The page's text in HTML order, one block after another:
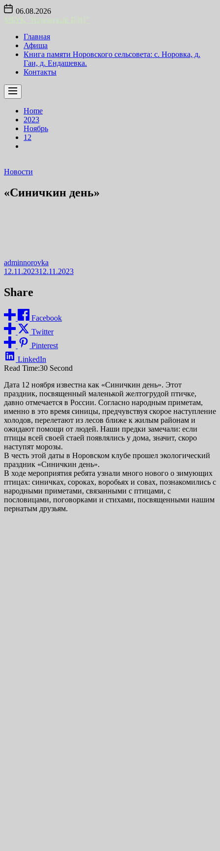
Skip
content
06.08.2026
Главная
Афиша
Книга памяти Норовского сельсовета: с. Норовка, д.
Гаи, д. Ендашевка.
Контакты
Home
2023
Ноябрь
12
Новости
«Синичкин день»
adminnorovka
12.11.202312.11.2023
Share
Facebook
Twitter
Pinterest
LinkedIn
Read Time:30 Second
Дата 12 ноября известна как «Синичкин день». Этот
праздник, посвященный маленькой желтогрудой птичке,
давно отмечается в России. Согласно народным приметам,
именно в это время синицы, предчувствуя скорое наступление
холодов, перелетают из лесов ближе к жилым районам и
ожидают помощи от людей. Наши предки замечали: если
птицы всей своей стаей появлялись у дома, значит, скоро
наступят морозы.
В честь этой даты в Норовском клубе прошел экологический
праздник «Синичкин день».
В ходе мероприятия ребята узнали много нового о зимующих
птицах: синичках, сороках, воробьях и совах, познакомились с
народными приметами, связанными с птицами, с
пословицами, поговорками и стихами, посвященными нашим
пернатым друзьям.